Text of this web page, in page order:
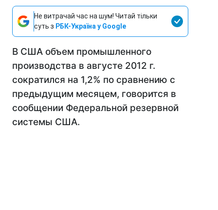
Не витрачай час на шум! Читай тільки
суть з РБК-Україна у Google
В США объем промышленного
производства в августе 2012 г.
сократился на 1,2% по сравнению с
предыдущим месяцем, говорится в
сообщении Федеральной резервной
системы США.